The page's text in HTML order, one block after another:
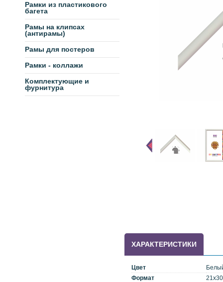
Рамки из пластикового
багета
Рамы на клипсах
(антирамы)
Рамы для постеров
Рамки - коллажи
Комплектующие и
фурнитура
ХАРАКТЕРИСТИКИ
Цвет
Формат
21x30